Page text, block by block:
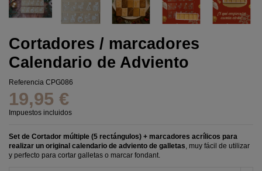
Cortadores / marcadores
Calendario de Adviento
Referencia CPG086
19,95 €
Impuestos incluidos
Set de Cortador múltiple (5 rectángulos) + marcadores acrílicos para
realizar un original calendario de adviento de galletas, muy fácil de utilizar
y perfecto para cortar galletas o marcar fondant.